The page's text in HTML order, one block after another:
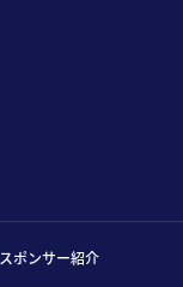
スポンサー紹介